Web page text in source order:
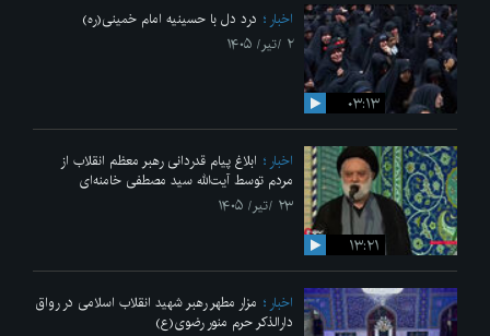
۰۳:۱۳
اخبار
درد دل با حسینیه امام خمینی(ره)
۲ /تیر/ ۱۴۰۵
۱۳:۲۱
اخبار
ابلاغ پیام قدردانی رهبر معظم انقلاب از
مردم توسط آیت‌الله سید مصطفی خامنه‌ای
۲۳ /تیر/ ۱۴۰۵
اخبار
مزار مطهر رهبر شهید انقلاب اسلامی در رواق
دارالذکر حرم منور رضوی(ع)